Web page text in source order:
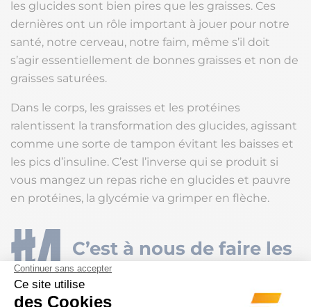
les glucides sont bien pires que les graisses. Ces
dernières ont un rôle important à jouer pour notre
santé, notre cerveau, notre faim, même s’il doit
s’agir essentiellement de bonnes graisses et non de
graisses saturées.
Dans le corps, les graisses et les protéines
ralentissent la transformation des glucides, agissant
comme une sorte de tampon évitant les baisses et
les pics d’insuline. C’est l’inverse qui se produit si
vous mangez un repas riche en glucides et pauvre
en protéines, la glycémie va grimper en flèche.
C’est à nous de faire les
bons choix